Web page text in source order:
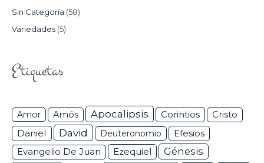
Sin Categoría (58)
Variedades (5)
Etiquetas
Amor Amós Apocalipsis Corintios Cristo
Daniel David Deuteronomio Efesios
Evangelio De Juan Ezequiel
Génesis